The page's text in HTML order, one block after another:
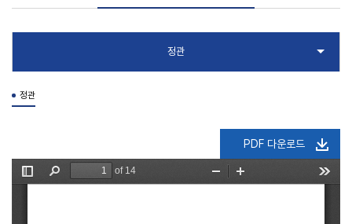
정관
PDF 다운로드